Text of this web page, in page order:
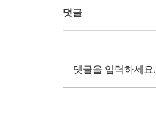
댓글
댓글을 입력하세요.